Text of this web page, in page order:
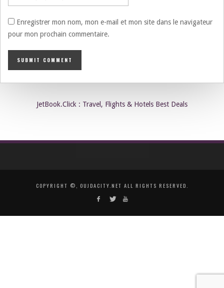
Enregistrer mon nom, mon e-mail et mon site dans le navigateur
pour mon prochain commentaire.
JetBook.Click : Travel, Flights & Hotels Best Deals
COPYRIGHT ©, OUJDACITY.NET ALL RIGHTS RESERVED.